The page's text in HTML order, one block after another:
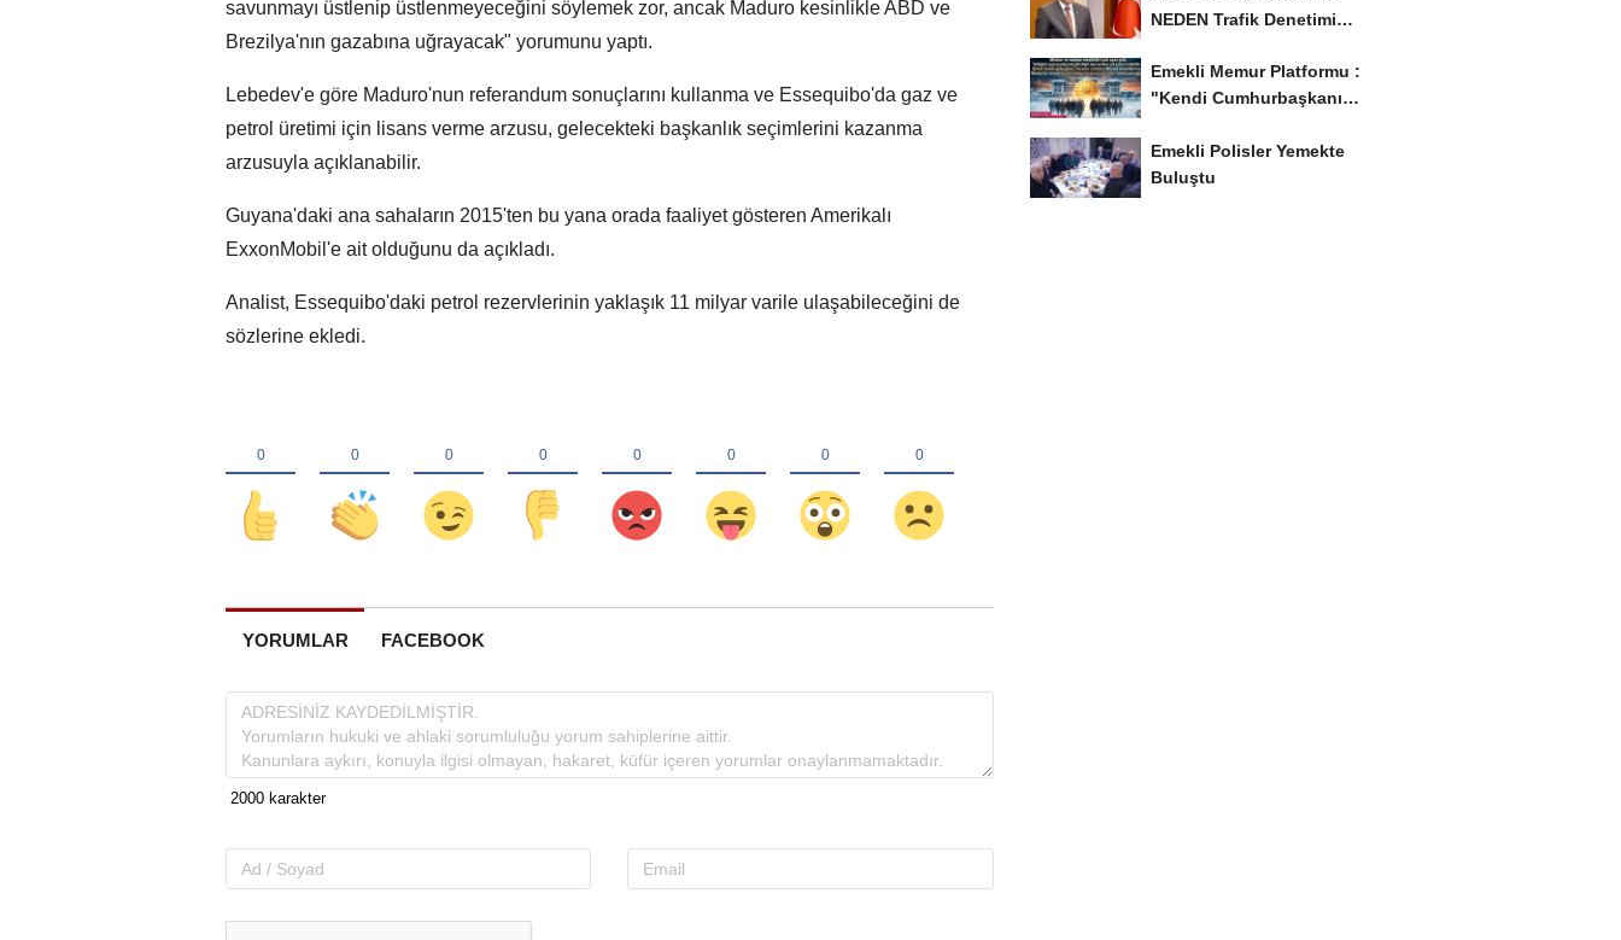
savunmayı üstlenip üstlenmeyeceğini söylemek zor, ancak Maduro kesinlikle ABD ve
Brezilya'nın gazabına uğrayacak" yorumunu yaptı.
Lebedev'e göre Maduro'nun referandum sonuçlarını kullanma ve Essequibo'da gaz ve
petrol üretimi için lisans verme arzusu, gelecekteki başkanlık seçimlerini kazanma
arzusuyla açıklanabilir.
Guyana'daki ana sahaların 2015'ten bu yana orada faaliyet gösteren Amerikalı
ExxonMobil'e ait olduğunu da açıkladı.
Analist, Essequibo'daki petrol rezervlerinin yaklaşık 11 milyar varile ulaşabileceğini de
sözlerine ekledi.
YORUMLAR FACEBOOK
NEDEN Trafik Denetimi
Emekli Memur Platformu :
"Kendi Cumhurbaşkanı
Emekli Polisler Yemekte
Buluştu